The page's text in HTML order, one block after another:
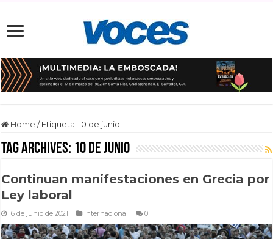
Home / Etiqueta:10 de junio
Tag Archives: 10 de junio
Continuan manifestaciones en Grecia por
Ley laboral
16 de junio de 2021 Internacional 0